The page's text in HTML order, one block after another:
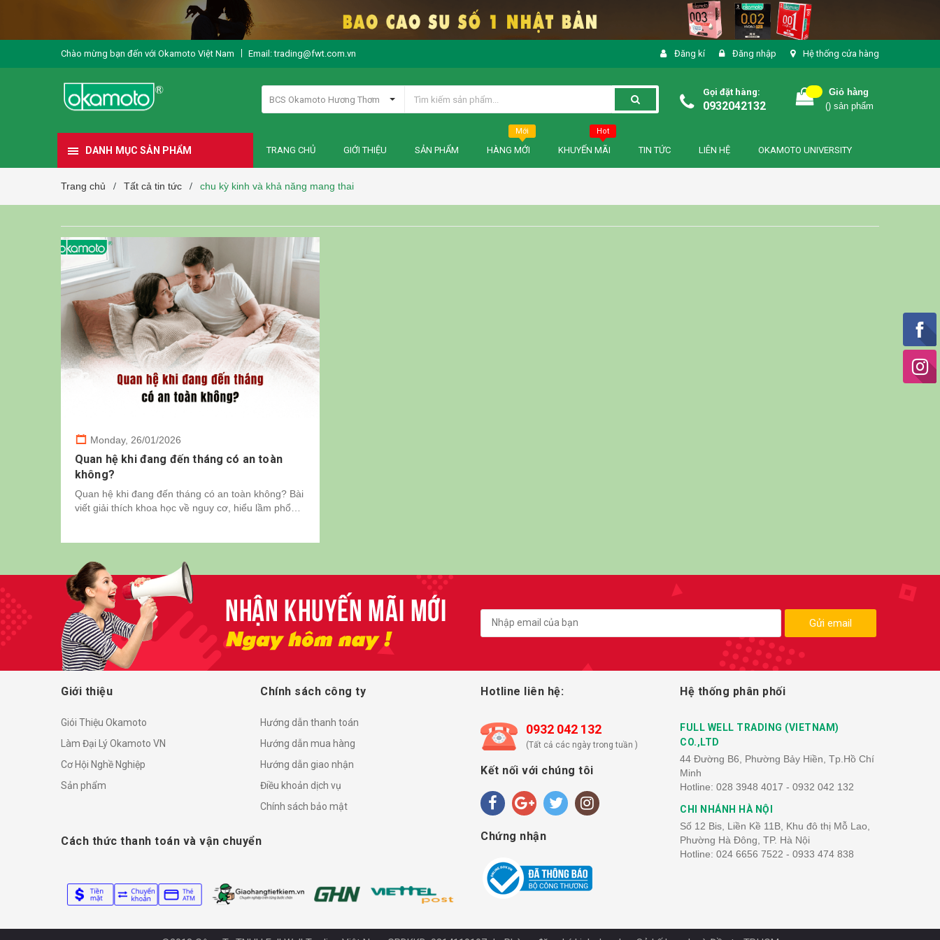
Chào mừng bạn đến với Okamoto Việt Nam Email: trading@fwt.com.vn Đăng kí Đăng nhập Hệ thống cửa hàng
BCS Okamoto Hương Thơm
Gọi đặt hàng:
0932042132
Giỏ hàng
() sản phẩm
DANH MỤC SẢN PHẨM TRANG CHỦ GIỚI THIỆU SẢN PHẨM
Mới
HÀNG MỚI
Hot
KHUYẾN MÃI TIN TỨC LIÊN HỆ OKAMOTO UNIVERSITY
Trang chủ / Tất cả tin tức / chu kỳ kinh và khả năng mang thai
Monday, 26/01/2026
Quan hệ khi đang đến tháng có an toàn
không?
Quan hệ khi đang đến tháng có an toàn không? Bài
viết giải thích khoa học về nguy cơ, hiểu lầm phổ
Gửi email
Giới thiệu
Giói Thiệu Okamoto
Làm Đại Lý Okamoto VN
Cơ Hội Nghề Nghiệp
Sản phẩm
Chính sách công ty
Hướng dẫn thanh toán
Hướng dẫn mua hàng
Hướng dẫn giao nhận
Điều khoản dịch vụ
Chính sách bảo mật
Cách thức thanh toán và vận chuyển
Hotline liên hệ:
0932 042 132
(Tất cả các ngày trong tuần )
Kết nối với chúng tôi
Chứng nhận
Hệ thống phân phối
FULL WELL TRADING (VIETNAM)
CO.,LTD
44 Đường B6, Phường Bảy Hiền, Tp.Hồ Chí
Minh
Hotline: 028 3948 4017 - 0932 042 132
CHI NHÁNH HÀ NỘI
Số 12 Bis, Liền Kề 11B, Khu đô thị Mỗ Lao,
Phường Hà Đông, TP. Hà Nội
Hotline: 024 6656 7522 - 0933 474 838